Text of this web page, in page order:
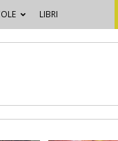
LIBRI